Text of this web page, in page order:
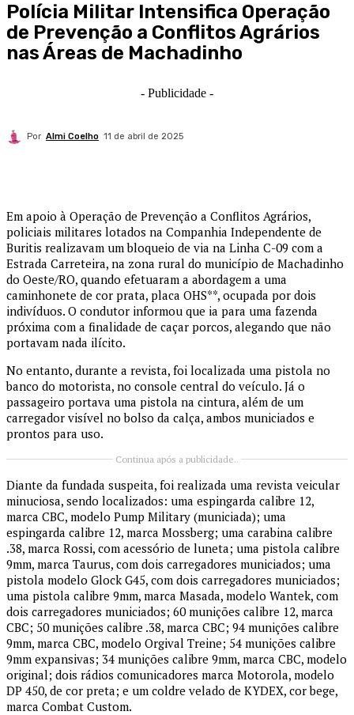
Polícia Militar Intensifica Operação
de Prevenção a Conflitos Agrários
nas Áreas de Machadinho
- Publicidade -
Por Almi Coelho 11 de abril de 2025
Em apoio à Operação de Prevenção a Conflitos Agrários,
policiais militares lotados na Companhia Independente de
Buritis realizavam um bloqueio de via na Linha C-09 com a
Estrada Carreteira, na zona rural do município de Machadinho
do Oeste/RO, quando efetuaram a abordagem a uma
caminhonete de cor prata, placa OHS**, ocupada por dois
indivíduos. O condutor informou que ia para uma fazenda
próxima com a finalidade de caçar porcos, alegando que não
portavam nada ilícito.
No entanto, durante a revista, foi localizada uma pistola no
banco do motorista, no console central do veículo. Já o
passageiro portava uma pistola na cintura, além de um
carregador visível no bolso da calça, ambos municiados e
prontos para uso.
Continua após a publicidade..
Diante da fundada suspeita, foi realizada uma revista veicular
minuciosa, sendo localizados: uma espingarda calibre 12,
marca CBC, modelo Pump Military (municiada); uma
espingarda calibre 12, marca Mossberg; uma carabina calibre
.38, marca Rossi, com acessório de luneta; uma pistola calibre
9mm, marca Taurus, com dois carregadores municiados; uma
pistola modelo Glock G45, com dois carregadores municiados;
uma pistola calibre 9mm, marca Masada, modelo Wantek, com
dois carregadores municiados; 60 munições calibre 12, marca
CBC; 50 munições calibre .38, marca CBC; 94 munições calibre
9mm, marca CBC, modelo Orgival Treine; 54 munições calibre
9mm expansivas; 34 munições calibre 9mm, marca CBC, modelo
original; dois rádios comunicadores marca Motorola, modelo
DP 450, de cor preta; e um coldre velado de KYDEX, cor bege,
marca Combat Custom.